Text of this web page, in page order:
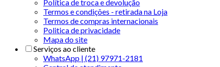
Política de troca e devolução
Termos e condições - retirada na Loja
Termos de compras internacionais
Politica de privacidade
Mapa do site
Serviços ao cliente
WhatsApp | (21) 97971-2181